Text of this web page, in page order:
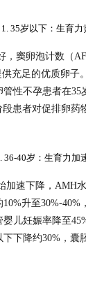
1. 35岁以下：生育
，窦卵泡计数（
充足的优质卵
性不孕患者在
患者对促排卵
36-40岁：生育力加
加速下降，AMH
升至30%-
儿妊娠率降至
下降约30%，囊